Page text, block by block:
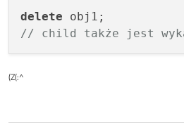
delete
// child także jest
(Z(:^